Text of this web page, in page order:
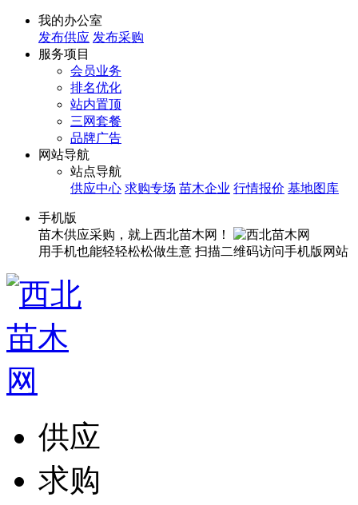
我的办公室
发布供应 发布采购
服务项目
会员业务
排名优化
站内置顶
三网套餐
品牌广告
网站导航
站点导航
供应中心 求购专场 苗木企业 行情报价 基地图库
手机版
苗木供应采购，就上西北苗木网！
用手机也能轻轻松松做生意 扫描二维码访问手机版网站
供应
求购